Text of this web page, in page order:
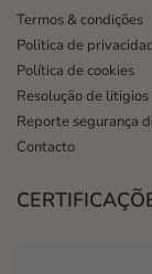
Termos & condições
Politica de
Política de cookies
Resolução de litigios
Reporte segurança
Contacto